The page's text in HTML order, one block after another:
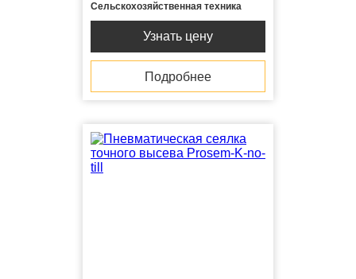
Сельскохозяйственная техника
Узнать цену
Подробнее